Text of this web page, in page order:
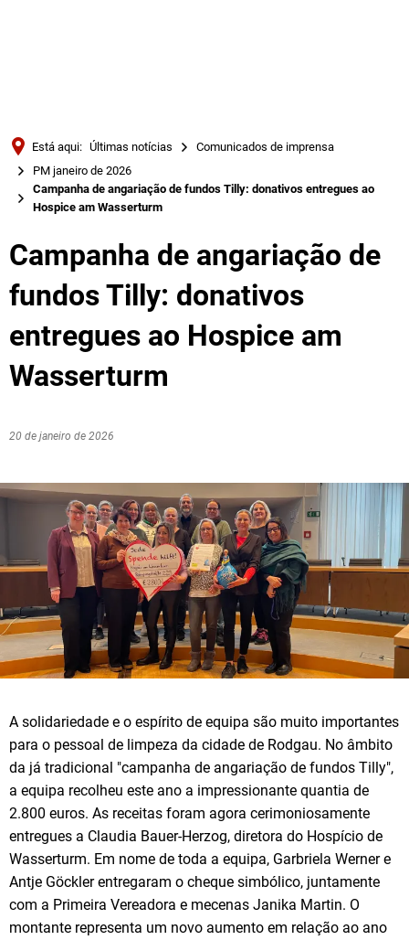
Български
Deutsch MENÜ
Está aqui: Últimas notícias
Comunicados de imprensa
PM janeiro de 2026
Campanha de angariação de fundos Tilly: donativos entregues ao
Hospice am Wasserturm
Campanha de angariação de
fundos Tilly: donativos
entregues ao Hospice am
Wasserturm
20 de janeiro de 2026
A solidariedade e o espírito de equipa são muito importantes
para o pessoal de limpeza da cidade de Rodgau. No âmbito
da já tradicional "campanha de angariação de fundos Tilly",
a equipa recolheu este ano a impressionante quantia de
2.800 euros. As receitas foram agora cerimoniosamente
entregues a Claudia Bauer-Herzog, diretora do Hospício de
Wasserturm. Em nome de toda a equipa, Garbriela Werner e
Antje Göckler entregaram o cheque simbólico, juntamente
com a Primeira Vereadora e mecenas Janika Martin. O
montante representa um novo aumento em relação ao ano